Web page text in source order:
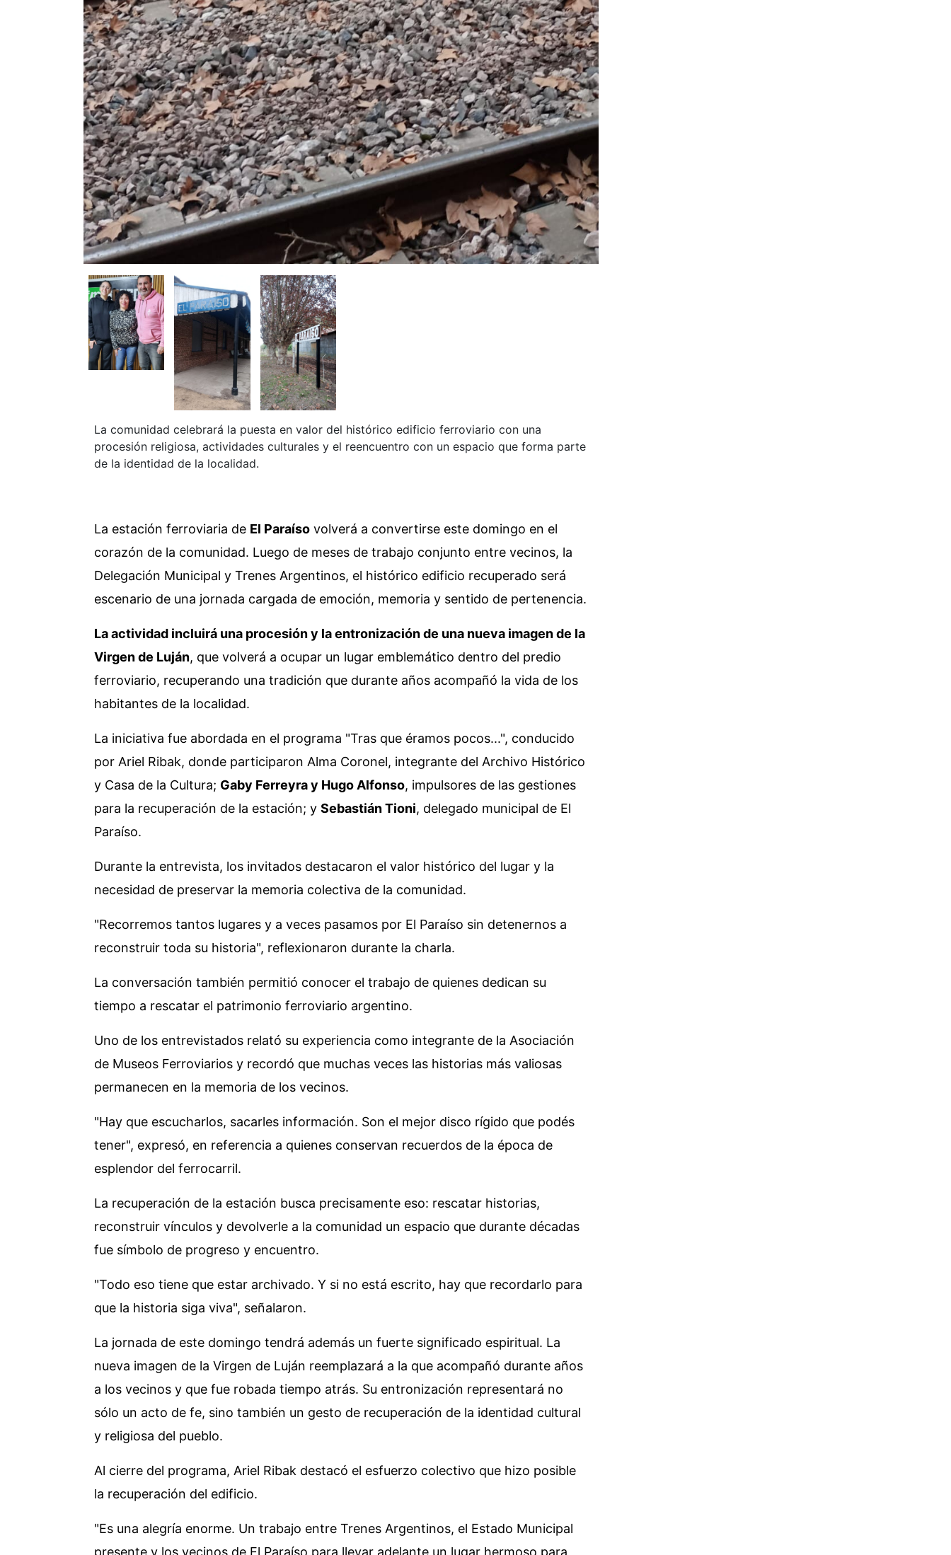
La comunidad celebrará la puesta en valor del histórico edificio ferroviario con una
procesión religiosa, actividades culturales y el reencuentro con un espacio que forma parte
de la identidad de la localidad.
La estación ferroviaria de El Paraíso volverá a convertirse este domingo en el
corazón de la comunidad. Luego de meses de trabajo conjunto entre vecinos, la
Delegación Municipal y Trenes Argentinos, el histórico edificio recuperado será
escenario de una jornada cargada de emoción, memoria y sentido de pertenencia.
La actividad incluirá una procesión y la entronización de una nueva imagen de la
Virgen de Luján, que volverá a ocupar un lugar emblemático dentro del predio
ferroviario, recuperando una tradición que durante años acompañó la vida de los
habitantes de la localidad.
La iniciativa fue abordada en el programa "Tras que éramos pocos...", conducido
por Ariel Ribak, donde participaron Alma Coronel, integrante del Archivo Histórico
y Casa de la Cultura; Gaby Ferreyra y Hugo Alfonso, impulsores de las gestiones
para la recuperación de la estación; y Sebastián Tioni, delegado municipal de El
Paraíso.
Durante la entrevista, los invitados destacaron el valor histórico del lugar y la
necesidad de preservar la memoria colectiva de la comunidad.
"Recorremos tantos lugares y a veces pasamos por El Paraíso sin detenernos a
reconstruir toda su historia", reflexionaron durante la charla.
La conversación también permitió conocer el trabajo de quienes dedican su
tiempo a rescatar el patrimonio ferroviario argentino.
Uno de los entrevistados relató su experiencia como integrante de la Asociación
de Museos Ferroviarios y recordó que muchas veces las historias más valiosas
permanecen en la memoria de los vecinos.
"Hay que escucharlos, sacarles información. Son el mejor disco rígido que podés
tener", expresó, en referencia a quienes conservan recuerdos de la época de
esplendor del ferrocarril.
La recuperación de la estación busca precisamente eso: rescatar historias,
reconstruir vínculos y devolverle a la comunidad un espacio que durante décadas
fue símbolo de progreso y encuentro.
"Todo eso tiene que estar archivado. Y si no está escrito, hay que recordarlo para
que la historia siga viva", señalaron.
La jornada de este domingo tendrá además un fuerte significado espiritual. La
nueva imagen de la Virgen de Luján reemplazará a la que acompañó durante años
a los vecinos y que fue robada tiempo atrás. Su entronización representará no
sólo un acto de fe, sino también un gesto de recuperación de la identidad cultural
y religiosa del pueblo.
Al cierre del programa, Ariel Ribak destacó el esfuerzo colectivo que hizo posible
la recuperación del edificio.
"Es una alegría enorme. Un trabajo entre Trenes Argentinos, el Estado Municipal
presente y los vecinos de El Paraíso para llevar adelante un lugar hermoso para